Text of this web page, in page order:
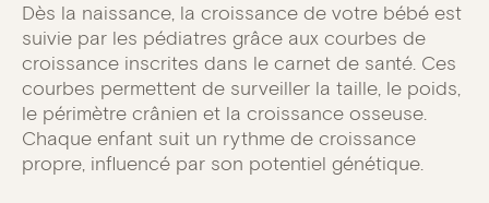
Dès la naissance, la croissance de votre bébé est
suivie par les pédiatres grâce aux courbes de
croissance inscrites dans le carnet de santé. Ces
courbes permettent de surveiller la taille, le poids,
le périmètre crânien et la croissance osseuse.
Chaque enfant suit un rythme de croissance
propre, influencé par son potentiel génétique.